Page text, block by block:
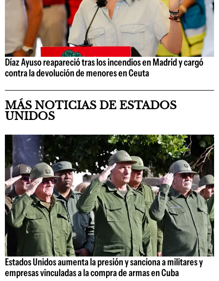
Díaz Ayuso reapareció tras los incendios en Madrid y cargó
contra la devolución de menores en Ceuta
MÁS NOTICIAS DE ESTADOS
UNIDOS
Estados Unidos aumenta la presión y sanciona a militares y
empresas vinculadas a la compra de armas en Cuba